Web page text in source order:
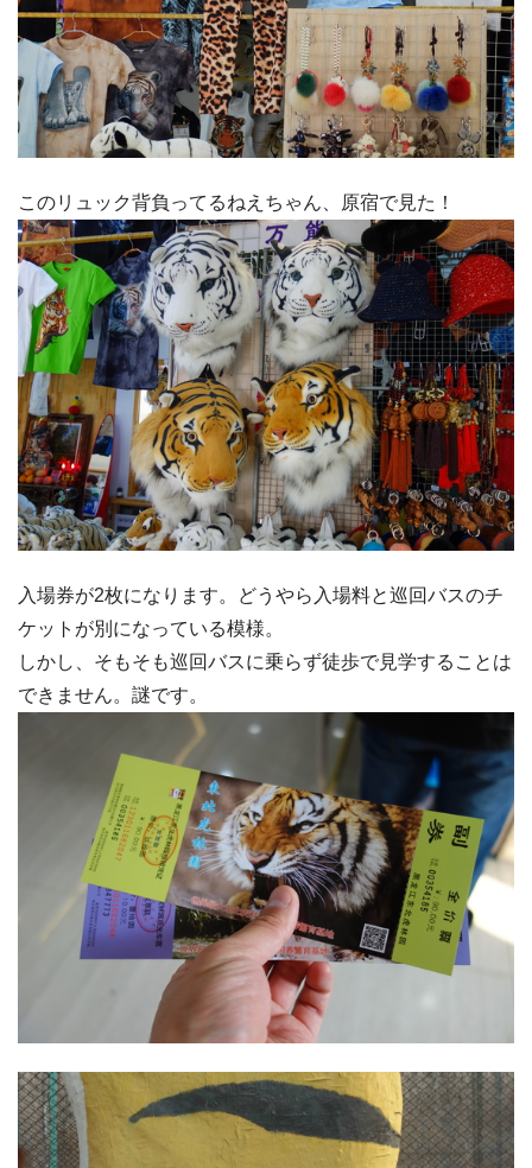
このリュック背負ってるねえちゃん、原宿で見た！
入場券が2枚になります。どうやら入場料と巡回バスのチ
ケットが別になっている模様。
しかし、そもそも巡回バスに乗らず徒歩で見学することは
できません。謎です。